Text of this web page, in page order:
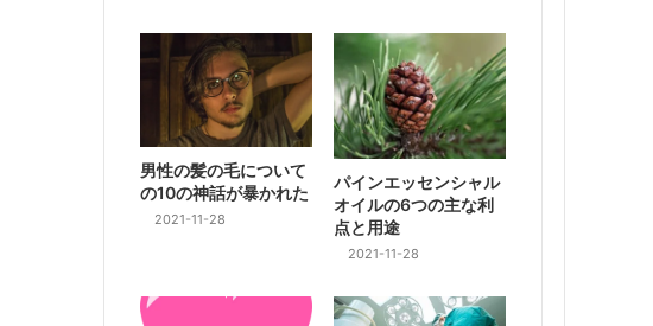
男性の髪の毛について
の10の神話が暴かれた
2021-11-28
パインエッセンシャル
オイルの6つの主な利
点と用途
2021-11-28